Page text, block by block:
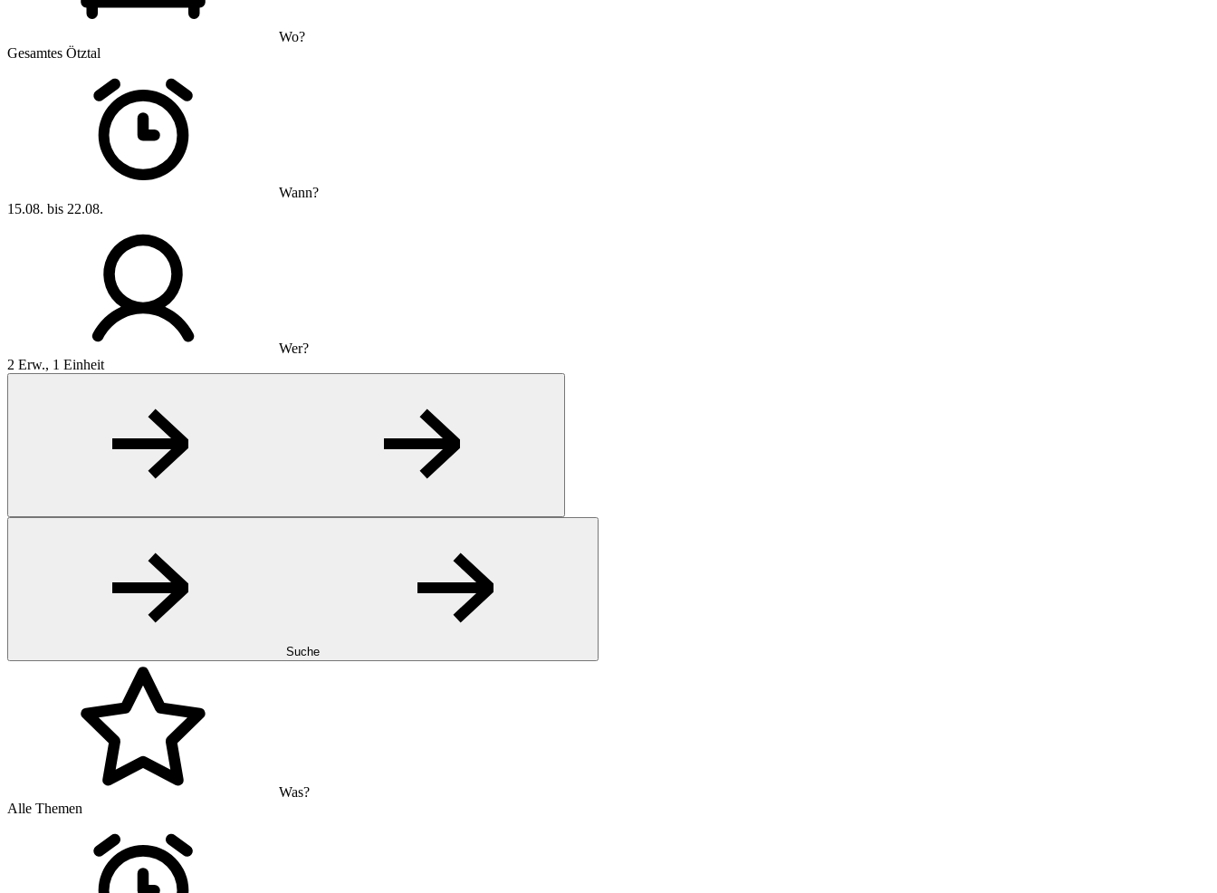
Wo?
Gesamtes Ötztal
Wann?
15.08. bis 22.08.
Wer?
2 Erw., 1 Einheit
Suche
Was?
Alle Themen